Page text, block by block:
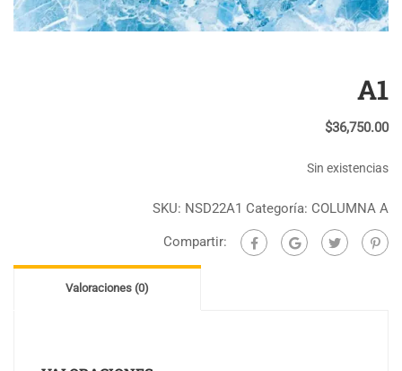
A1
$36,750.00
Sin existencias
SKU: NSD22A1 Categoría: COLUMNA A
Compartir:
Valoraciones (0)